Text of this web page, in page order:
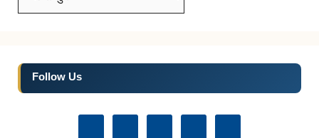
Follow Us